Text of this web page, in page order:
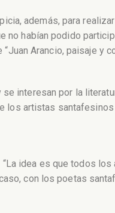
además, para
no habían podido
Arancio, paisaje y
interesan por la
los artistas
idea es que todos
con los poetas